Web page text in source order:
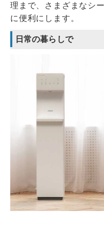
理まで、さまざまなシ
に便利にします。
日常の暮らしで